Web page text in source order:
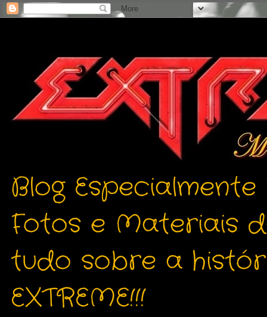
Blog
Fotos e Materiais
tudo sobre a
EXTREME!!!